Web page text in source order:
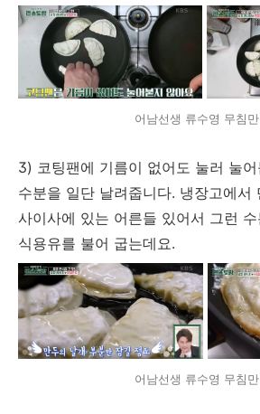
어남선생 류수영 무침
3) 코팅팬에 기름이 없어도 눌러 눌
수분을 일단 날려줍니다. 냉장고에서
사이사에 있는 어른들 있어서 그런
식용유를 불어 굽는데요.
어남선생 류수영 무침